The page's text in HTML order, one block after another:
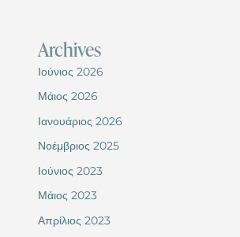
Archives
Ιούνιος 2026
Μάιος 2026
Ιανουάριος 2026
Νοέμβριος 2025
Ιούνιος 2023
Μάιος 2023
Απρίλιος 2023